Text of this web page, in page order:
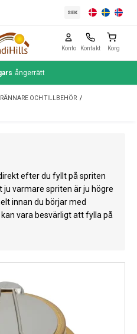
SEK
Konto Kontakt Korg
ångerrätt
OCH TILLBEHÖR /
efter du fyllt på spriten
varmare spriten är ju högre
innan du börjar med
vara besvärligt att fylla på